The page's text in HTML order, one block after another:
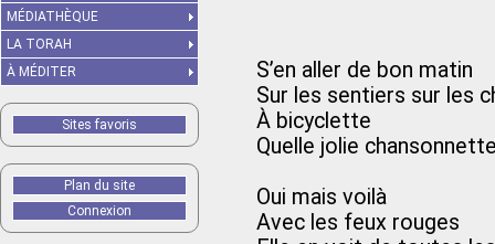
S’en aller de bon matin
Sur les sentiers sur les
À bicyclette
Quelle jolie
Oui mais voilà
Avec les feux rouges
MÉDIATHÈQUE
LA TORAH
À MÉDITER
Sites favoris
Plan du site
Connexion